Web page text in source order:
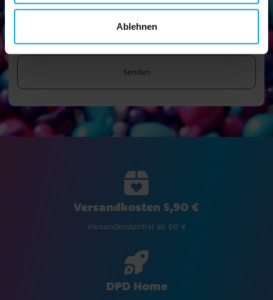
Ablehnen
tolle Tipps und Angebote
Senden
Versandkosten 5,90 €
Versandkostenfrei ab 60 €
DPD Home